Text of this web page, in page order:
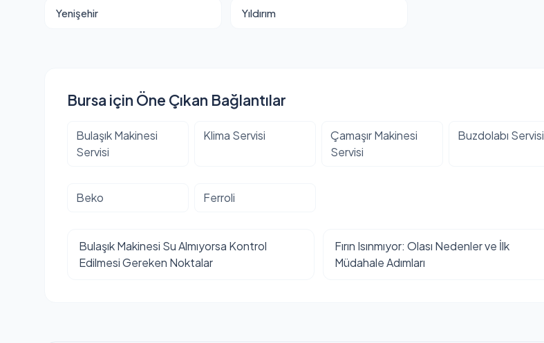
Yenişehir Yıldırım
Bursa için Öne Çıkan Bağlantılar
Bulaşık Makinesi
Servisi
Klima Servisi
Çamaşır Makinesi
Servisi
Buzdolabı Servisi
Beko Ferroli
Bulaşık Makinesi Su Almıyorsa Kontrol
Edilmesi Gereken Noktalar
Fırın Isınmıyor: Olası Nedenler ve İlk
Müdahale Adımları